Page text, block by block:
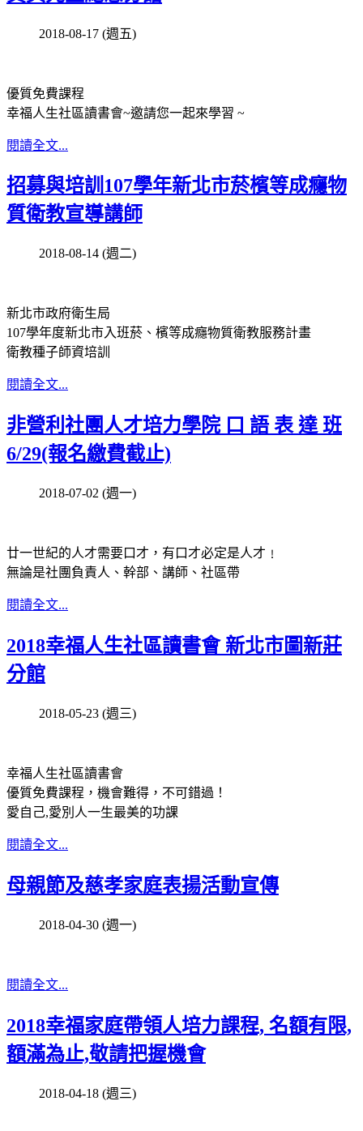
2018-08-17 (週五)
優質免費課程
幸福人生社區讀書會~邀請您一起來學習 ~
閱讀全文...
招募與培訓107學年新北市菸檳等成癮物
質衛教宣導講師
2018-08-14 (週二)
新北市政府衛生局
107學年度新北市入班菸、檳等成癮物質衛教服務計畫
衛教種子師資培訓
閱讀全文...
非營利社團人才培力學院 口 語 表 達 班
6/29(報名繳費截止)
2018-07-02 (週一)
廿一世紀的人才需要口才，有口才必定是人才﹗
無論是社團負責人、幹部、講師、社區帶
閱讀全文...
2018幸福人生社區讀書會 新北市圖新莊
分館
2018-05-23 (週三)
幸福人生社區讀書會
優質免費課程，機會難得，不可錯過！
愛自己,愛別人一生最美的功課
閱讀全文...
母親節及慈孝家庭表揚活動宣傳
2018-04-30 (週一)
閱讀全文...
2018幸福家庭帶領人培力課程, 名額有限,
額滿為止,敬請把握機會
2018-04-18 (週三)